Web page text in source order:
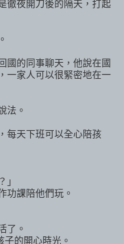
徹夜開刀後的隔天，打起
國的同事聊天，他說在國
一家人可以很緊密地在一
法。
每天下班可以全心陪孩
」
功課陪他們玩。
了。
子的開心時光。